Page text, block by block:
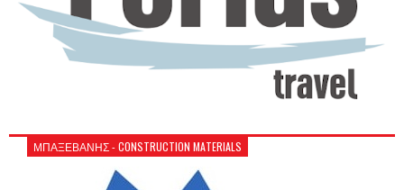
ΜΠΑΞΕΒΑΝΗΣ - CONSTRUCTION MATERIALS